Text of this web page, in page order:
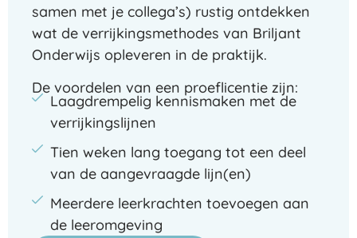
samen met je collega’s) rustig ontdekken
wat de verrijkingsmethodes van Briljant
Onderwijs opleveren in de praktijk.
De voordelen van een proeflicentie zijn:
Laagdrempelig kennismaken met de
verrijkingslijnen
Tien weken lang toegang tot een deel
van de aangevraagde lijn(en)
Meerdere leerkrachten toevoegen aan
de leeromgeving